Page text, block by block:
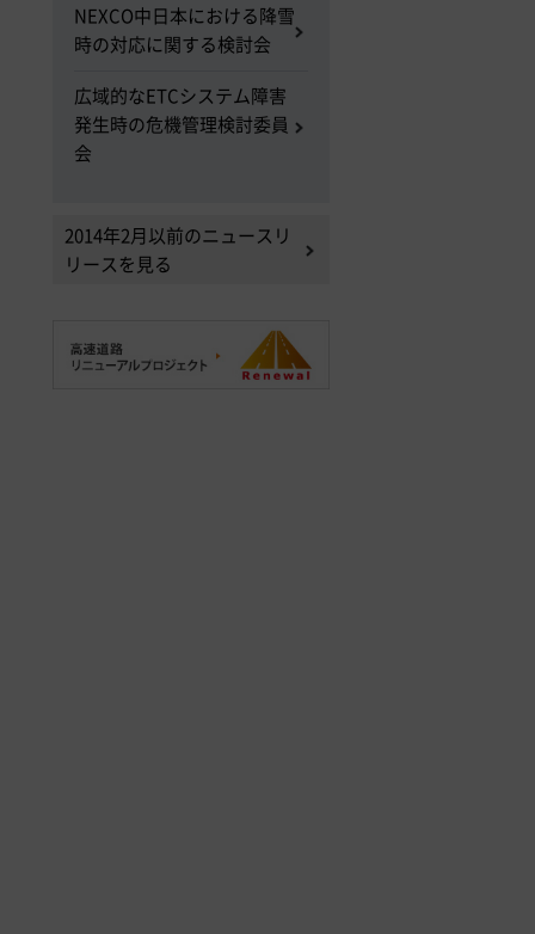
NEXCO中日本における降雪
時の対応に関する検討会
広域的なETCシステム障害
発生時の危機管理検討委員
会
2014年2月以前のニュースリ
リースを見る